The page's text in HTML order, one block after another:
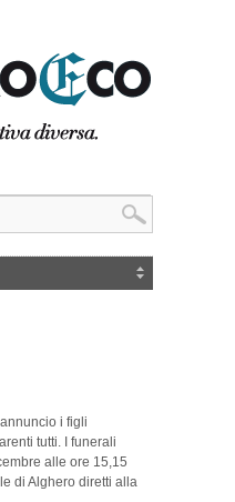
i figli
tutti. I funerali
alle ore 15,15
di Alghero diretti alla